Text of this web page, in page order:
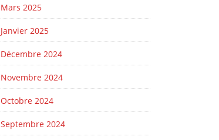
Mars 2025
Janvier 2025
Décembre 2024
Novembre 2024
Octobre 2024
Septembre 2024